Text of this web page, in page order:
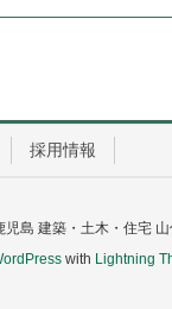
採用情報
島 建築・土木・住宅
with Lightning